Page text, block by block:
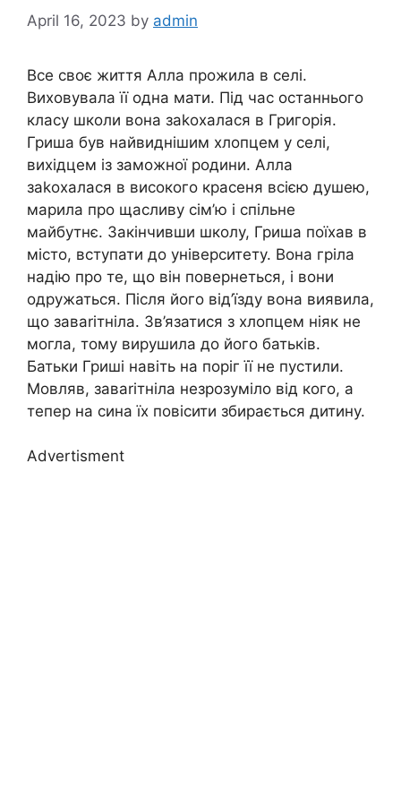
April 16, 2023 by admin
Все своє життя Алла прожила в селі.
Виховувала її одна мати. Під час останнього
класу школи вона заkохалася в Григорія.
Гриша був найвиднішим хлопцем у селі,
вихідцем із заможної родини. Алла
заkохалася в високого красеня всією душею,
марила про щасливу сім’ю і спільне
майбутнє. Закінчивши школу, Гриша поїхав в
місто, вступати до університету. Вона гріла
надію про те, що він повернеться, і вони
одружаться. Після його від’їзду вона виявила,
що заваrітніла. Зв’язатися з хлопцем ніяк не
могла, тому вирушила до його батьків.
Батьки Гриші навіть на поріг її не пустили.
Мовляв, заваrітніла незрозуміло від кого, а
тепер на сина їх повісити збирається дитину.
Advertisment